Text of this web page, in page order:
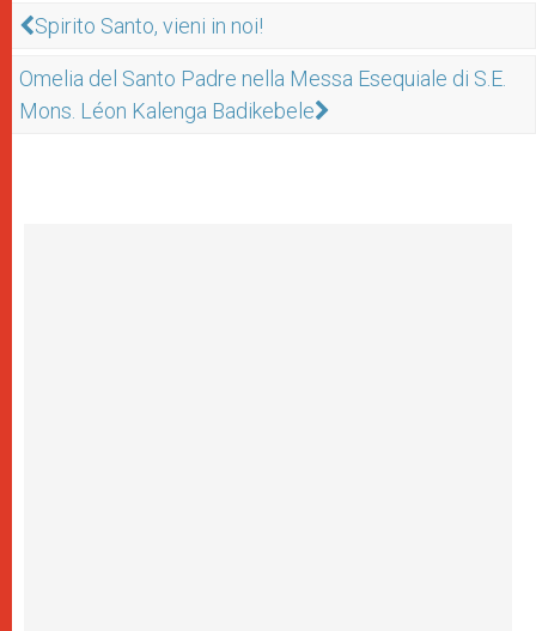
Spirito Santo, vieni in noi!
Omelia del Santo Padre nella Messa Esequiale di S.E.
Mons. Léon Kalenga Badikebele